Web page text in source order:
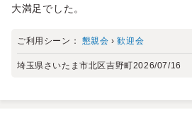
大満足でした。
ご利用シーン： 懇親会 ›歓迎会
埼玉県さいたま市北区吉野町2026/07/16